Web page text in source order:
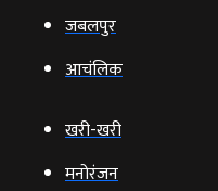
जबलपुर
आचंलिक
खरी-खरी
मनोरंजन